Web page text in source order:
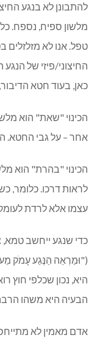
להתבונן לא בנגע
מלשון ספיח, נספח.
טפל. אנו לא מזלזלים
החיצוני/פיזי של
כאן, בעוד חטא
הכינוי "שאת" הוא
אחר – על גבי החטא.
הכינוי "בהרת" הוא
לראות דרכו. כלומר,
עצמו אלא לרדת
כדי שנגע ייחשב
("וּמַרְאֵה הַנֶּגַע עָמֹק
היא, נכון שכלפי חוץ
הבעיה היא משהו
אדם מאמין לא